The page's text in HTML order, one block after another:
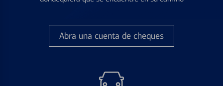
Abra una cuenta de cheques